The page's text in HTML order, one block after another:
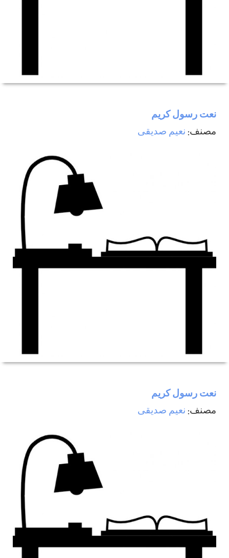
نعت رسول كريم
مصنف: نعيم صديقی
نعت رسول كريم
مصنف: نعيم صديقی